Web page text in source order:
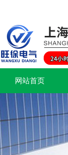
网站首页